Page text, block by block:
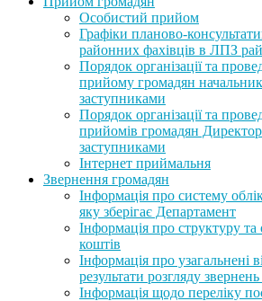
Особистий прийом
Графіки планово-
районних фахівців в ЛПЗ
Порядок організації та
прийому громадян
заступниками
Порядок організації та
прийомів громадян
заступниками
Інтернет приймальня
Звернення громадян
Інформація про систему
яку зберігає Департамент
Інформація про структуру
коштів
Інформація про узагальнені
результати розгляду
Інформація щодо переліку